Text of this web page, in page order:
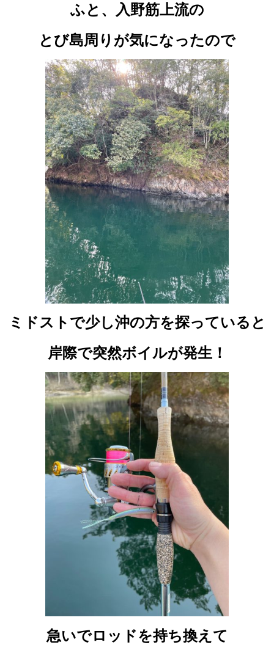
ふと、入野筋上流の
とび島周りが気になったので
ミドストで少し沖の方を探っていると
岸際で突然ボイルが発生！
急いでロッドを持ち換えて